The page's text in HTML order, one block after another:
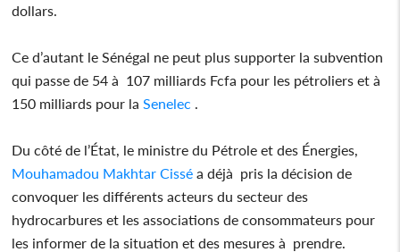
dollars.
Ce d’autant le Sénégal ne peut plus supporter la subvention
qui passe de 54 à 107 milliards Fcfa pour les pétroliers et à
150 milliards pour laSenelec .
Du côté de l’État, le ministre du Pétrole et des Énergies,
Mouhamadou Makhtar Cissé a déjà pris la décision de
convoquer les différents acteurs du secteur des
hydrocarbures et les associations de consommateurs pour
les informer de la situation et des mesures à prendre.